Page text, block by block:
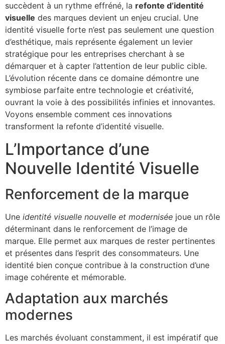
succèdent à un rythme effréné, la refonte d’identité
visuelle des marques devient un enjeu crucial. Une
identité visuelle forte n’est pas seulement une question
d’esthétique, mais représente également un levier
stratégique pour les entreprises cherchant à se
démarquer et à capter l’attention de leur public cible.
L’évolution récente dans ce domaine démontre une
symbiose parfaite entre technologie et créativité,
ouvrant la voie à des possibilités infinies et innovantes.
Voyons ensemble comment ces innovations
transforment la refonte d’identité visuelle.
L’Importance d’une
Nouvelle Identité Visuelle
Renforcement de la marque
Une identité visuelle nouvelle et modernisée joue un rôle
déterminant dans le renforcement de l’image de
marque. Elle permet aux marques de rester pertinentes
et présentes dans l’esprit des consommateurs. Une
identité bien conçue contribue à la construction d’une
image cohérente et mémorable.
Adaptation aux marchés
modernes
Les marchés évoluant constamment, il est impératif que